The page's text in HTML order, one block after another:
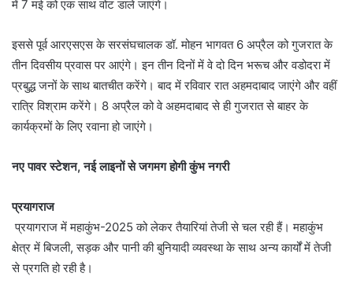
में 7 मई को एक साथ वोट डाले जाएंगे।
इससे पूर्व आरएसएस के सरसंघचालक डॉ. मोहन भागवत 6 अप्रैल को गुजरात के
तीन दिवसीय प्रवास पर आएंगे। इन तीन दिनों में वे दो दिन भरूच और वडोदरा में
प्रबुद्ध जनों के साथ बातचीत करेंगे। बाद में रविवार रात अहमदाबाद जाएंगे और वहीं
रात्रि विश्राम करेंगे। 8 अप्रैल को वे अहमदाबाद से ही गुजरात से बाहर के
कार्यक्रमों के लिए रवाना हो जाएंगे।
नए पावर स्टेशन, नई लाइनों से जगमग होगी कुंभ नगरी
प्रयागराज
प्रयागराज में महाकुंभ-2025 को लेकर तैयारियां तेजी से चल रही हैं। महाकुंभ
क्षेत्र में बिजली, सड़क और पानी की बुनियादी व्यवस्था के साथ अन्य कार्यों में तेजी
से प्रगति हो रही है।